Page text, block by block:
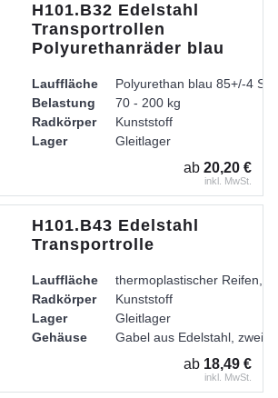
H101.B32 Edelstahl
Transportrollen
Polyurethanräder blau
Lauffläche
Polyurethan blau 85+/-4
Belastung
70 - 200 kg
Radkörper
Kunststoff
Lager
Gleitlager
ab 20,20 €
inkl. MwSt.
H101.B43 Edelstahl
Transportrolle
Lauffläche
thermoplastischer Reifen,
Radkörper
Kunststoff
Lager
Gleitlager
Gehäuse
Gabel aus Edelstahl,
ab 18,49 €
inkl. MwSt.